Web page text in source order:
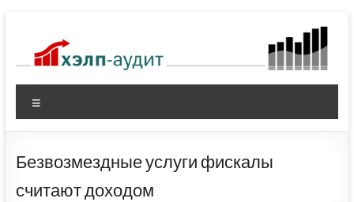
содержимому
Безвозмездные услуги фискалы
считают доходом